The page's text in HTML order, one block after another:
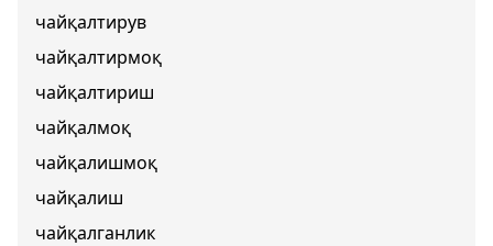
чайқалтирув
чайқалтирмоқ
чайқалтириш
чайқалмоқ
чайқалишмоқ
чайқалиш
чайқалганлик